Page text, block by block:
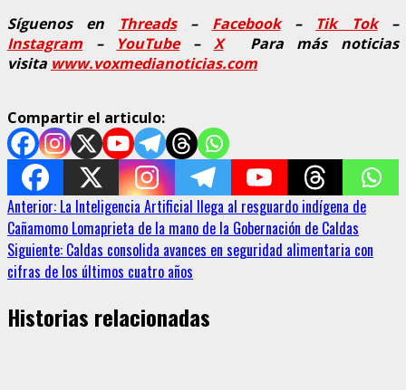
Síguenos en
Threads– Facebook– Tik Tok–
Instagram – YouTube– XPara más noticias
visita www.voxmedianoticias.com
Compartir el articulo:
Sigue
leyendo
Anterior: La Inteligencia Artificial llega al resguardo indígena de
Cañamomo Lomaprieta de la mano de la Gobernación de Caldas
Siguiente: Caldas consolida avances en seguridad alimentaria con
cifras de los últimos cuatro años
Historias relacionadas